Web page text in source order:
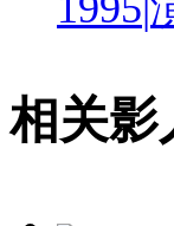
相关影